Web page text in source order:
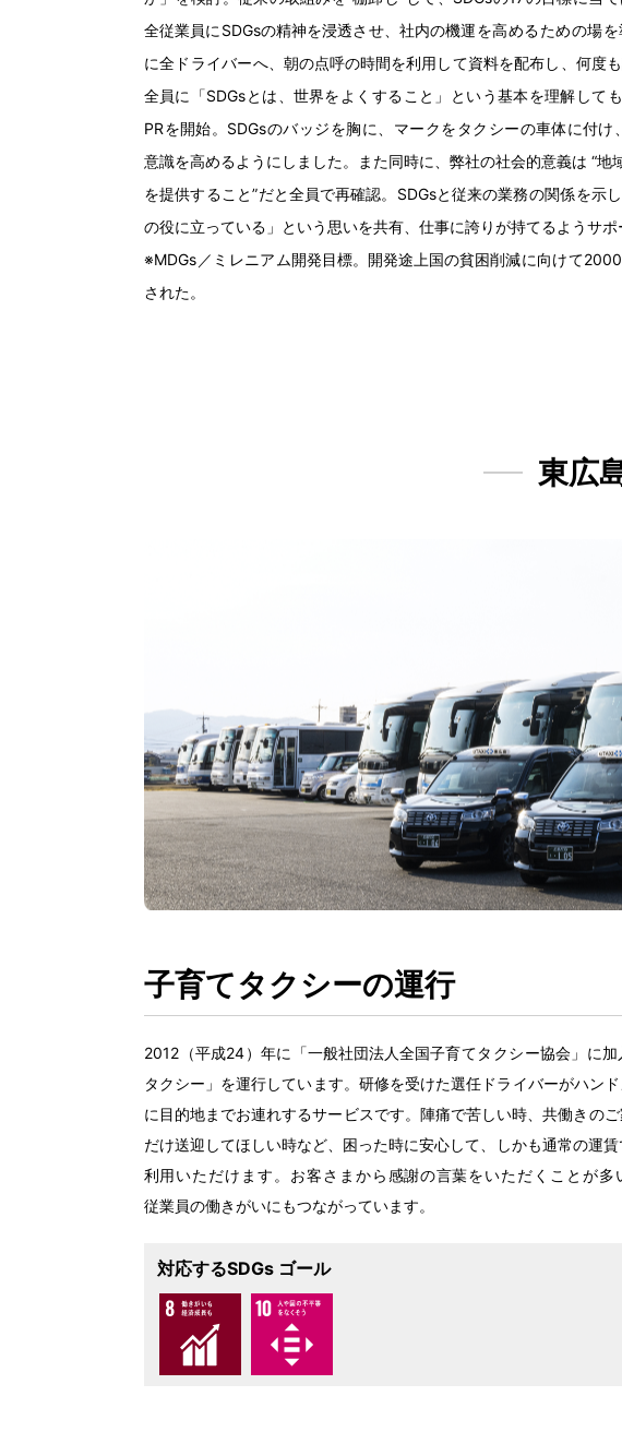
全従業員にSDGsの精神を浸透させ、 社内の機運を高めるための場を
に全 ドライバーへ、 朝の点呼の時間を利用 して資料を配布し、 何度も
全員に「SDGsとは、 世界をよくすること」という基本を理解 して
PRを開始。SDGsのバッジを胸に、マークをタクシーの車体に付け、
意識を高めるようにしました。また同時に、 弊社の社会的意義は “地
を提供すること”だと全員で再確認。SDGsと従来の業務の関係を示
の役に立っている」という 思いを共有 仕事に誇りが持てるようサポ
※MDGs／ミレニアム開発目標。 開発途上国の貧困削減に向けて2000
された。
東広
子育てタクシーの運行
2012（平成24） 年に「一般社団法人全国子育てタクシー協会 」に加
タクシー」を運行しています。 研修を受けた選任 ドライバーがハン
に 目的地までお連れするサービスです。 陣痛で苦しい時 共働きのご
だけ送迎 してほしい時など、 困った時に安心して、しかも通常の運賃
利用いただけます。お客さまから感謝の言葉をいただくことが多
従業員の働きがいにもつながっています。
対応するSDGs ゴール